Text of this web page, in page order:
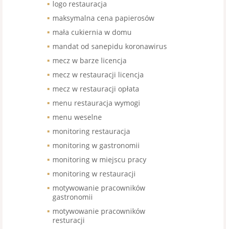
logo restauracja
maksymalna cena papierosów
mała cukiernia w domu
mandat od sanepidu koronawirus
mecz w barze licencja
mecz w restauracji licencja
mecz w restauracji opłata
menu restauracja wymogi
menu weselne
monitoring restauracja
monitoring w gastronomii
monitoring w miejscu pracy
monitoring w restauracji
motywowanie pracowników
gastronomii
motywowanie pracowników
resturacji